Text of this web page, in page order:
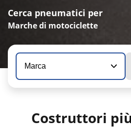
Cerca pneumatici per
Marche di motociclette
Marca
Costruttori